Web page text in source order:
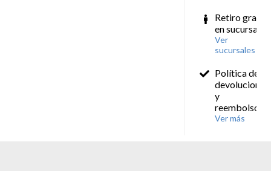
Retiro gratis
en sucursales
Ver
sucursales
Política de
devoluciones
y
reembolsos
Ver más